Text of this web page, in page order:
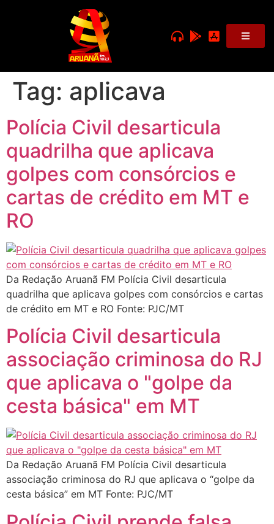
Tag: aplicava
Polícia Civil desarticula
quadrilha que aplicava
golpes com consórcios e
cartas de crédito em MT e
RO
Da Redação Aruanã FM Polícia Civil desarticula
quadrilha que aplicava golpes com consórcios e cartas
de crédito em MT e RO Fonte: PJC/MT
Polícia Civil desarticula
associação criminosa do RJ
que aplicava o "golpe da
cesta básica" em MT
Da Redação Aruanã FM Polícia Civil desarticula
associação criminosa do RJ que aplicava o “golpe da
cesta básica” em MT Fonte: PJC/MT